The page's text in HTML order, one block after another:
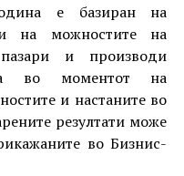
е базиран на
и на можностите на
и производи
во моментот на
и настаните во
резултати може
во Бизнис-